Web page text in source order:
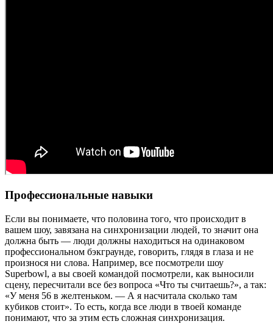
Профессиональные навыки
Если вы понимаете, что половина того, что происходит в
вашем шоу, завязана на синхронизации людей, то значит она
должна быть — люди должны находиться на одинаковом
профессиональном бэкграунде, говорить, глядя в глаза и не
произнося ни слова. Например, все посмотрели шоу
Superbowl, а вы своей командой посмотрели, как выносили
сцену, пересчитали все без вопроса «Что ты считаешь?», а так:
«У меня 56 в желтеньком. — А я насчитала сколько там
кубиков стоит». То есть, когда все люди в твоей команде
понимают, что за этим есть сложная синхронизация.